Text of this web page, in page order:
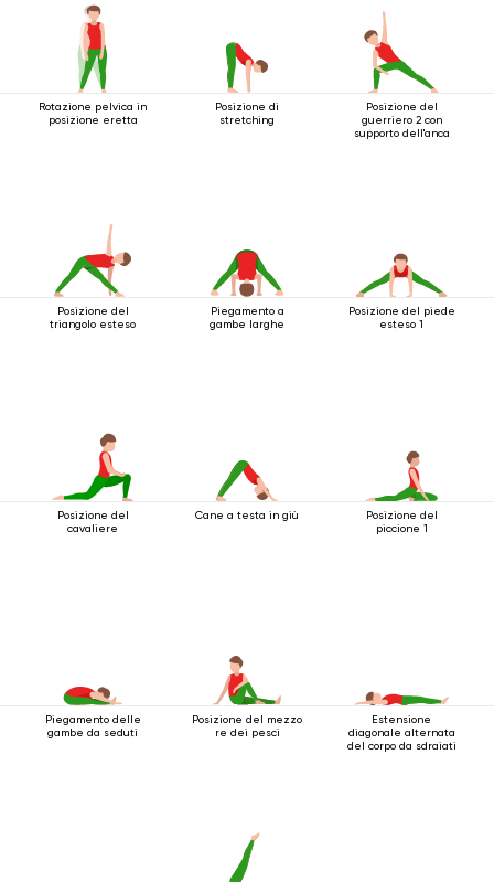
Rotazione pelvica in
posizione eretta
Posizione di
stretching
Posizione del
guerriero 2 con
supporto dell'anca
Posizione del
triangolo esteso
Piegamento a
gambe larghe
Posizione del piede
esteso 1
Posizione del
cavaliere
Cane a testa in giù
Posizione del
piccione 1
Piegamento delle
gambe da seduti
Posizione del mezzo
re dei pesci
Estensione
diagonale alternata
del corpo da sdraiati